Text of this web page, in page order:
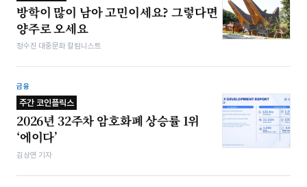
방학이 많이 남아 고민이세요? 그렇다면
양주로 오세요
정수진 대중문화 칼럼니스트
금융
주간 코인플릭스
2026년 32주차 암호화폐 상승률 1위
‘에이다’
김상연 기자